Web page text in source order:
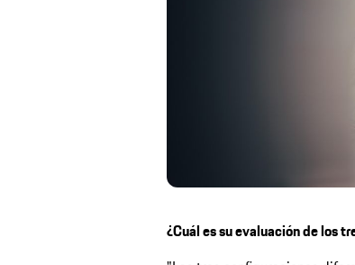
¿Cuál es su evaluación de los